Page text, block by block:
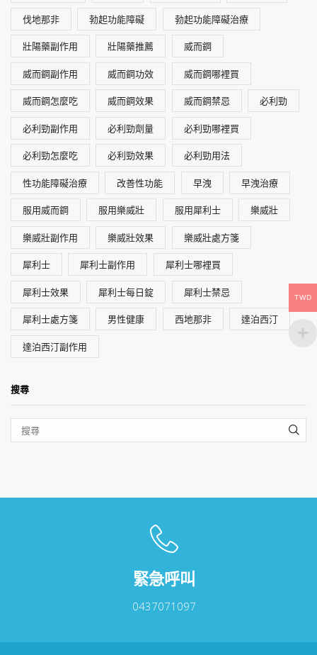
伐地那非 勃起功能障礙 勃起功能障礙治療
壯陽藥副作用 壯陽藥推薦 威而鋼
威而鋼副作用 威而鋼功效 威而鋼哪裡買
威而鋼怎麼吃 威而鋼效果 威而鋼禁忌 必利勁
必利勁副作用 必利勁劑量 必利勁哪裡買
必利勁怎麼吃 必利勁效果 必利勁用法
性功能障礙治療 改善性功能 早洩 早洩治療
服用威而鋼 服用樂威壯 服用犀利士 樂威壯
樂威壯副作用 樂威壯效果 樂威壯處方箋
犀利士 犀利士副作用 犀利士哪裡買
犀利士效果 犀利士每日錠 犀利士禁忌
犀利士處方箋 男性健康 西地那非 達泊西汀
達泊西汀副作用
搜尋
緊急呼叫
0437071097
TWD